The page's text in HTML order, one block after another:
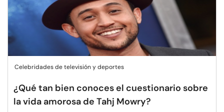
Celebridades de televisión y deportes
¿Qué tan bien conoces el cuestionario sobre
la vida amorosa de Tahj Mowry?